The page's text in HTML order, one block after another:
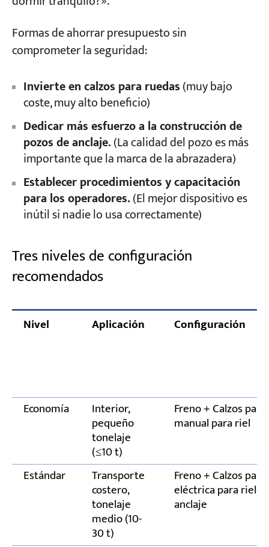
Formas de ahorrar presupuesto sin
comprometer la seguridad:
Invierte en calzos para ruedas(muy bajo
coste, muy alto beneficio)
Dedicar más esfuerzo a la construcción de
pozos de anclaje.(La calidad del pozo es más
importante que la marca de la abrazadera)
Establecer procedimientos y capacitación
para los operadores.(El mejor dispositivo es
inútil si nadie lo usa correctamente)
Tres niveles de configuración
recomendados
Nivel Aplicación Configuración
Economía Interior,
pequeño
tonelaje
(≤10 t)
Freno + Calzos
manual para riel
Estándar Transporte
costero,
tonelaje
medio (10-
30 t)
Freno + Calzos
eléctrica para
anclaje